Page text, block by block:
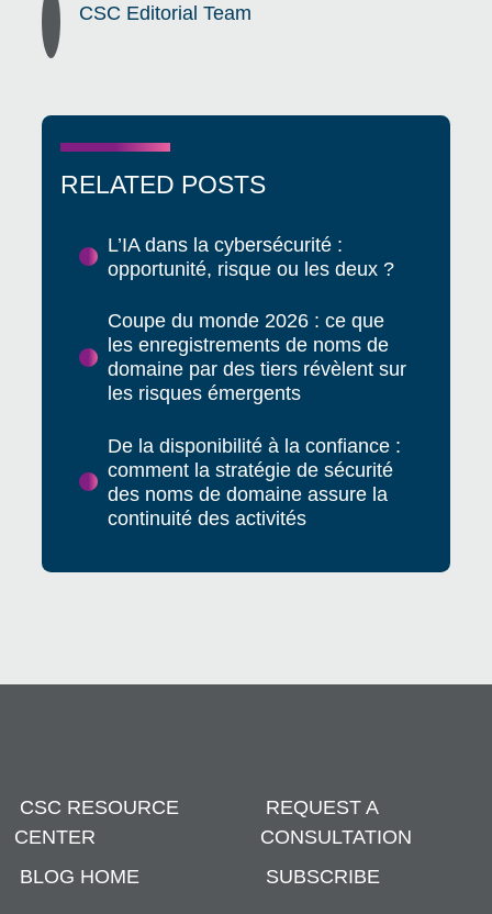
CSC Editorial Team
RELATED POSTS
L’IA dans la cybersécurité :
opportunité, risque ou les deux ?
Coupe du monde 2026 : ce que
les enregistrements de noms de
domaine par des tiers révèlent sur
les risques émergents
De la disponibilité à la confiance :
comment la stratégie de sécurité
des noms de domaine assure la
continuité des activités
CSC RESOURCE
CENTER
REQUEST A
CONSULTATION
BLOG HOME
SUBSCRIBE